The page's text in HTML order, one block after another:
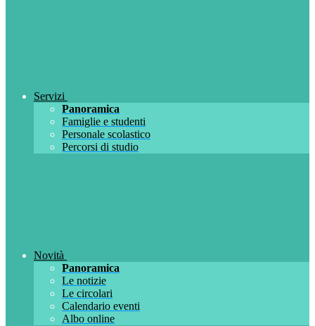
Servizi
Panoramica
Famiglie e studenti
Personale scolastico
Percorsi di studio
Novità
Panoramica
Le notizie
Le circolari
Calendario eventi
Albo online